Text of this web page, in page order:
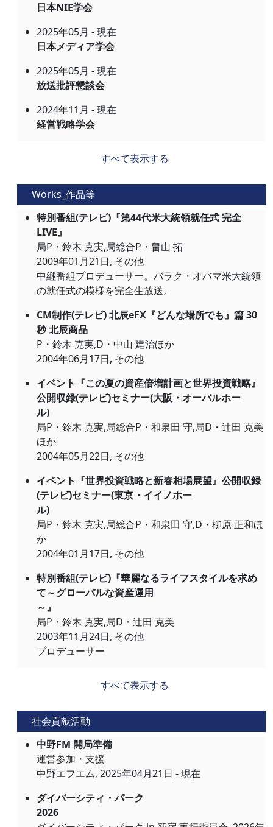
日本NIE学会
2025年05月 - 現在
日本メディア学会
2025年05月 - 現在
放送批評懇談会
2024年11月 - 現在
経営戦略学会
すべて表示する
Works_作品等
特別番組(テレビ)『第44代米大統領就任式 完全
LIVE』
局P・鈴木 克実,局総合P・畠山 拓
2009年01月21日, その他
中継番組プロデューサー。バラク・オバマ米大統領
の就任式の模様を完全生放送。
CM制作(テレビ) 北辰eFX『どんな場所でも』篇 30
秒 北辰商品
P・鈴木 克実,D・中山 建治ほか
2004年06月17日, その他
イベント『この夏の資産倍増計画と世界投資戦略』
公開収録(テレビ)セミナー(大阪・オーバルホー
ル)
局P・鈴木 克実,局総合P・和泉田 守,局D・辻田 克美
ほか
2004年05月22日, その他
イベント『世界投資戦略と新春相場展望』公開収録
(テレビ)セミナー(東京・イイノホー
ル)
局P・鈴木 克実,局総合P・和泉田 守,D・柳原 正和ほ
か
2004年01月17日, その他
特別番組(テレビ)『華麗なるライフスタイルを求め
て～グローバルな資産運用
～』
局P・鈴木 克実,局D・辻田 克美
2003年11月24日, その他
プロデューサー
すべて表示する
社会貢献活動
中野FM 開局準備
運営参加・支援
中野エフエム, 2025年04月21日 - 現在
ダイバーシティ・パーク
2026